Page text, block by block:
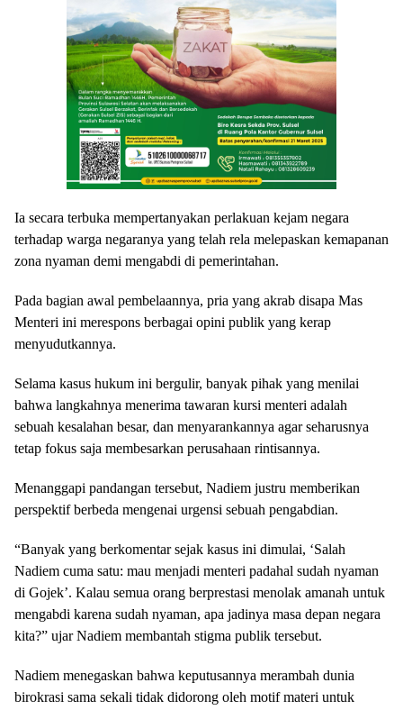
Ia secara terbuka mempertanyakan perlakuan kejam negara
terhadap warga negaranya yang telah rela melepaskan kemapanan
zona nyaman demi mengabdi di pemerintahan.
Pada bagian awal pembelaannya, pria yang akrab disapa Mas
Menteri ini merespons berbagai opini publik yang kerap
menyudutkannya.
Selama kasus hukum ini bergulir, banyak pihak yang menilai
bahwa langkahnya menerima tawaran kursi menteri adalah
sebuah kesalahan besar, dan menyarankannya agar seharusnya
tetap fokus saja membesarkan perusahaan rintisannya.
Menanggapi pandangan tersebut, Nadiem justru memberikan
perspektif berbeda mengenai urgensi sebuah pengabdian.
“Banyak yang berkomentar sejak kasus ini dimulai, ‘Salah
Nadiem cuma satu: mau menjadi menteri padahal sudah nyaman
di Gojek’. Kalau semua orang berprestasi menolak amanah untuk
mengabdi karena sudah nyaman, apa jadinya masa depan negara
kita?” ujar Nadiem membantah stigma publik tersebut.
Nadiem menegaskan bahwa keputusannya merambah dunia
birokrasi sama sekali tidak didorong oleh motif materi untuk